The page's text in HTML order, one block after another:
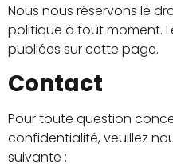
Nous nous réservons le
politique à tout moment.
publiées sur cette page.
Contact
Pour toute question
confidentialité, veuillez
suivante :